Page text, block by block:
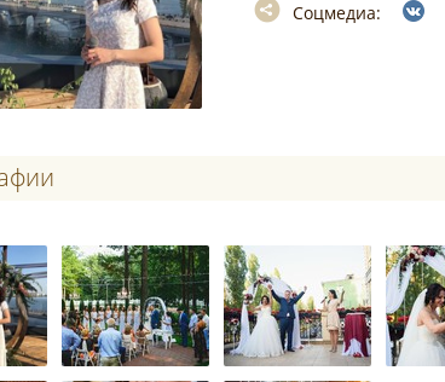
Соцмедиа: